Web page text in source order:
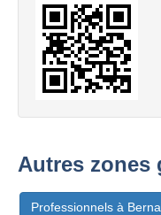
Autres zones
Professionnels à